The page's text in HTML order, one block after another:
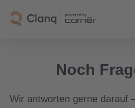
Noch
Wir antworten gerne darauf